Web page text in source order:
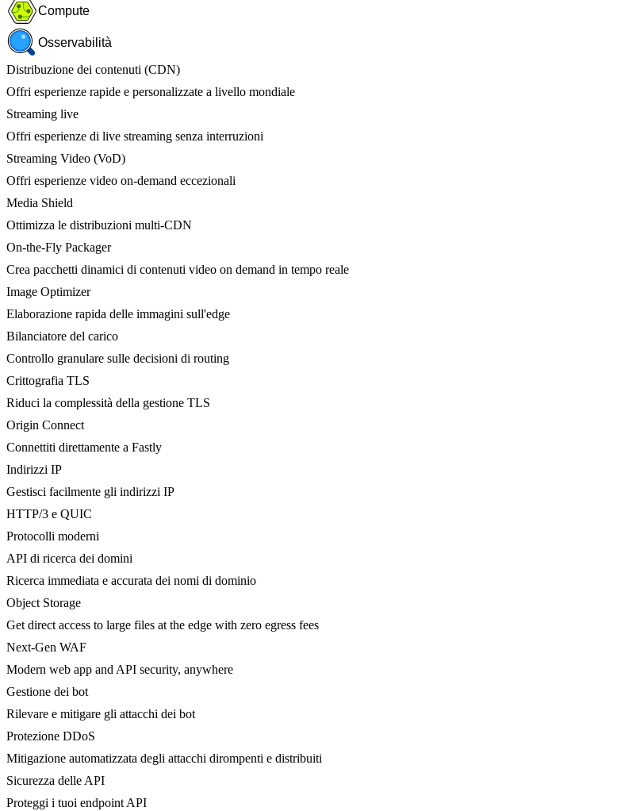
Compute
Osservabilità
Distribuzione dei contenuti (CDN)
Offri esperienze rapide e personalizzate a livello mondiale
Streaming live
Offri esperienze di live streaming senza interruzioni
Streaming Video (VoD)
Offri esperienze video on-demand eccezionali
Media Shield
Ottimizza le distribuzioni multi-CDN
On-the-Fly Packager
Crea pacchetti dinamici di contenuti video on demand in tempo reale
Image Optimizer
Elaborazione rapida delle immagini sull'edge
Bilanciatore del carico
Controllo granulare sulle decisioni di routing
Crittografia TLS
Riduci la complessità della gestione TLS
Origin Connect
Connettiti direttamente a Fastly
Indirizzi IP
Gestisci facilmente gli indirizzi IP
HTTP/3 e QUIC
Protocolli moderni
API di ricerca dei domini
Ricerca immediata e accurata dei nomi di dominio
Object Storage
Get direct access to large files at the edge with zero egress fees
Next-Gen WAF
Modern web app and API security, anywhere
Gestione dei bot
Rilevare e mitigare gli attacchi dei bot
Protezione DDoS
Mitigazione automatizzata degli attacchi dirompenti e distribuiti
Sicurezza delle API
Proteggi i tuoi endpoint API